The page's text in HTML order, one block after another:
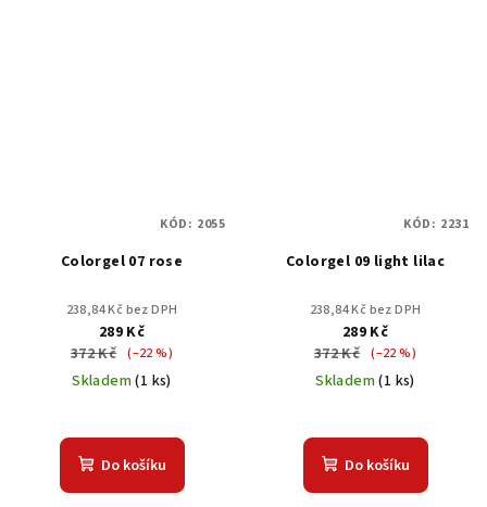
Colorgel 07 rose
238,84 Kč bez DPH
289 Kč
372 Kč (–22 %)
Skladem(1 ks)
Do košíku
KÓD: 2055
Colorgel 09 light lilac
238,84 Kč bez DPH
289 Kč
372 Kč (–22 %)
Skladem(1 ks)
Do košíku
KÓD: 2231